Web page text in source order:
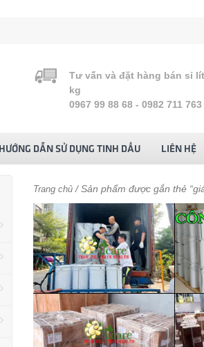
Tư vấn và đặt hàng bán sỉ lít
kg
0967 99 88 68 - 0982 711 763
HƯỚNG DẪN SỬ DỤNG TINH DẦU LIÊN HỆ
Trang chủ / Sản phẩm được gắn thẻ